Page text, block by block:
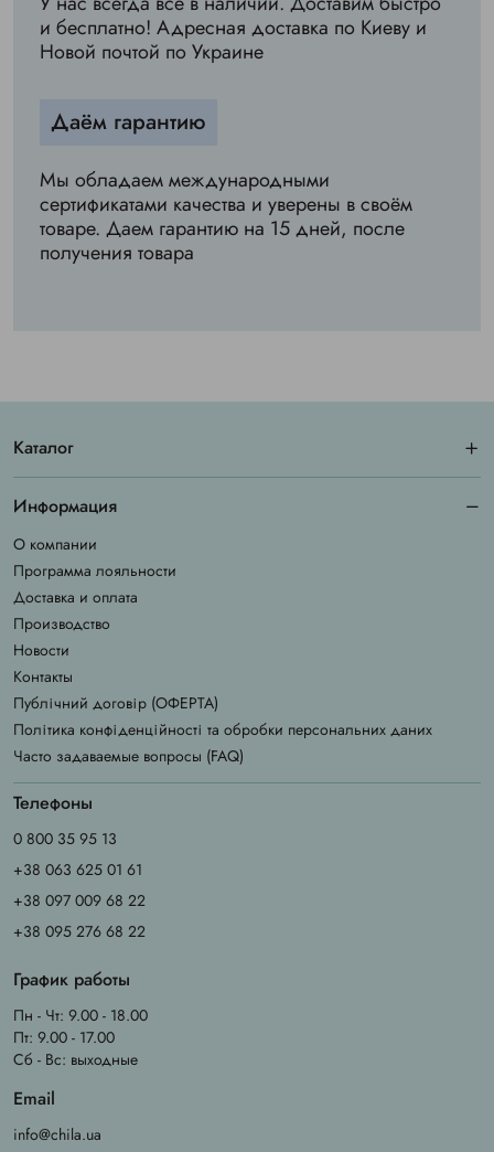
и бесплатно! Адресная доставка по Киеву и
Новой почтой по Украине
Даём гарантию
Мы обладаем международными
сертификатами качества и уверены в своём
товаре. Даем гарантию на 15 дней, после
получения товара
Каталог
Информация
О компании
Программа лояльности
Доставка и оплата
Производство
Новости
Контакты
Публічний договір (ОФЕРТА)
Політика конфіденційності та обробки персональних даних
Часто задаваемые вопросы (FAQ)
Телефоны
0 800 35 95 13
+38 063 625 01 61
+38 097 009 68 22
+38 095 276 68 22
График работы
Пн - Чт: 9.00 - 18.00
Пт: 9.00 - 17.00
Сб - Вс: выходные
Email
info@chila.ua